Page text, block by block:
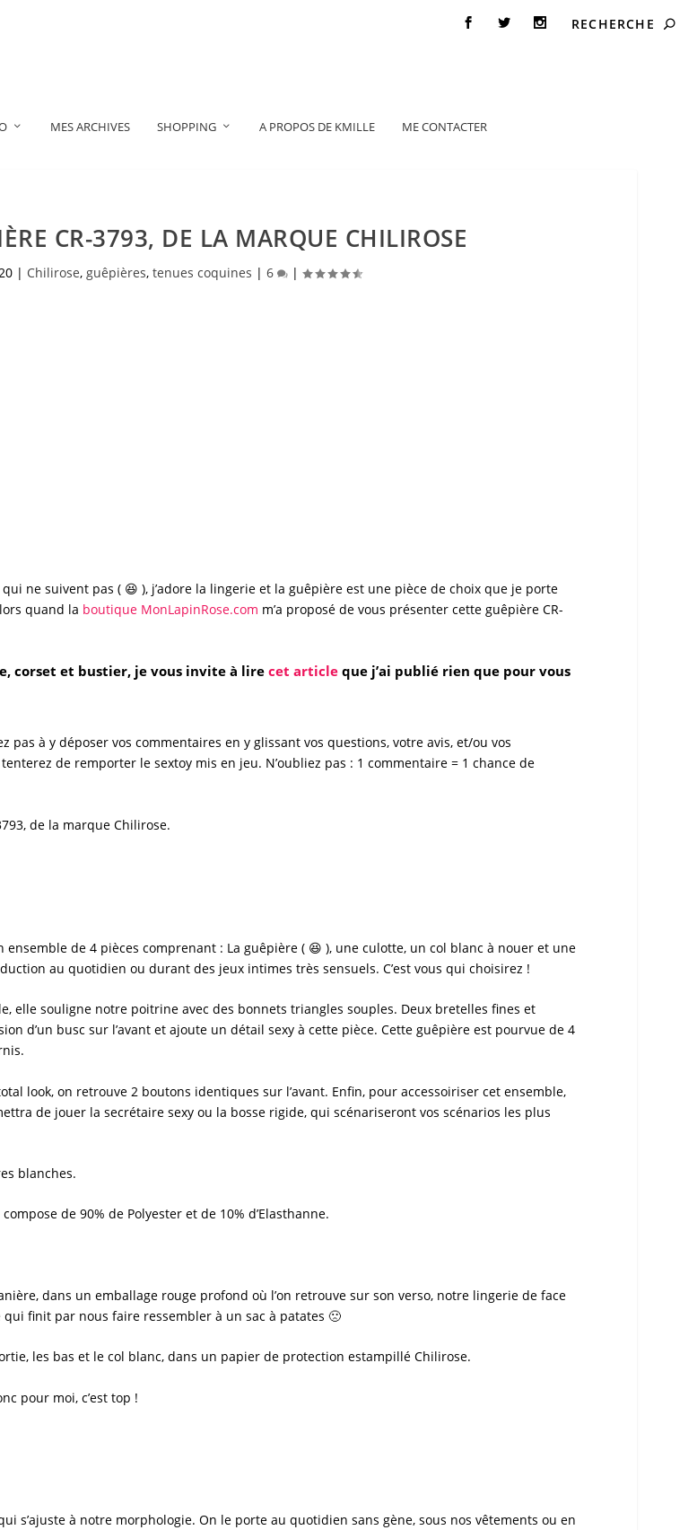
MES ARCHIVES SHOPPING A PROPOS DE KMILLE ME CONTACTER
CR-3793, DE LA MARQUE CHILIROSE
| Chilirose, guêpières, tenues coquines | 6 |
ne suivent pas ( 😆 ), j’adore la lingerie et la guêpière est une pièce de choix que je porte
quand la boutique MonLapinRose.com m’a proposé de vous présenter cette guêpière CR-
corset et bustier, je vous invite à lirecet article que j’ai publié rien que pour vous
pas à y déposer vos commentaires en y glissant vos questions, votre avis, et/ou vos
de remporter le sextoy mis en jeu. N’oubliez pas : 1 commentaire = 1 chance de
, de la marque Chilirose.
ensemble de 4 pièces comprenant : La guêpière ( 😆 ), une culotte, un col blanc à nouer et une
au quotidien ou durant des jeux intimes très sensuels. C’est vous qui choisirez !
elle souligne notre poitrine avec des bonnets triangles souples. Deux bretelles fines et
d’un busc sur l’avant et ajoute un détail sexy à cette pièce. Cette guêpière est pourvue de 4
look, on retrouve 2 boutons identiques sur l’avant. Enfin, pour accessoiriser cet ensemble,
de jouer la secrétaire sexy ou la bosse rigide, qui scénariseront vos scénarios les plus
blanches.
de 90% de Polyester et de 10% d’Elasthanne.
dans un emballage rouge profond où l’on retrouve sur son verso, notre lingerie de face
finit par nous faire ressembler à un sac à patates 🙁
les bas et le col blanc, dans un papier de protection estampillé Chilirose.
pour moi, c’est top !
s’ajuste à notre morphologie. On le porte au quotidien sans gène, sous nos vêtements ou en